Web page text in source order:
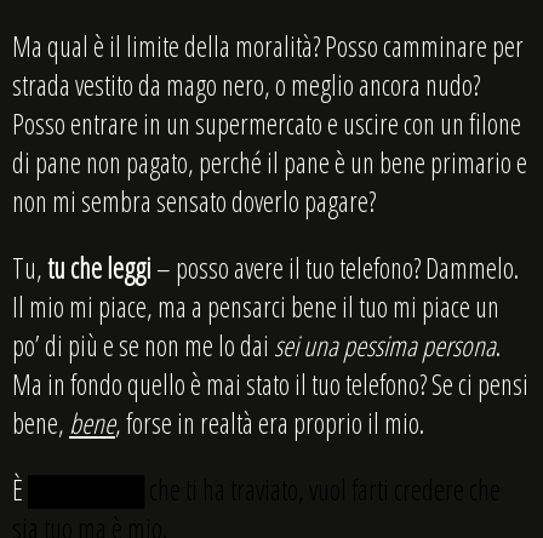
Ma qual è il limite della moralità? Posso camminare per
strada vestito da mago nero, o meglio ancora nudo?
Posso entrare in un supermercato e uscire con un filone
di pane non pagato, perché il pane è un bene primario e
non mi sembra sensato doverlo pagare?
Tu,tu che leggi– posso avere il tuo telefono? Dammelo.
Il mio mi piace, ma a pensarci bene il tuo mi piace un
po’ di più e se non me lo dai sei una pessima persona.
Ma in fondo quello è mai stato il tuo telefono? Se ci pensi
bene,bene, forse in realtà era proprio il mio.
È